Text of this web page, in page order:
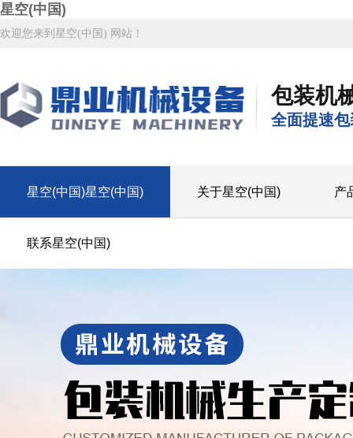
星空(中国)
欢迎您来到星空(中国) 网站！
包装机
全面提速
星空(中国)星空(中国) 关于星空(中国) 产
联系星空(中国)